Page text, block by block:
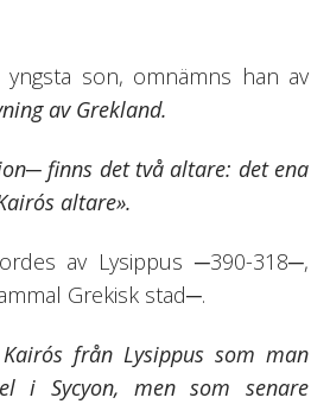
son, omnämns han av
av Grekland.
finns det två altare: det ena
altare».
av Lysippus ─390-318─,
Grekisk stad─.
från Lysippus som man
i Sycyon, men som senare